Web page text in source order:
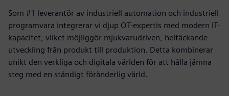
Som #1 leverantör av industriell automation och industriell
programvara integrerar vi djup OT-expertis med modern IT-
kapacitet, vilket möjliggör mjukvarudriven, heltäckande
utveckling från produkt till produktion. Detta kombinerar
unikt den verkliga och digitala världen för att hålla jämna
steg med en ständigt föränderlig värld.